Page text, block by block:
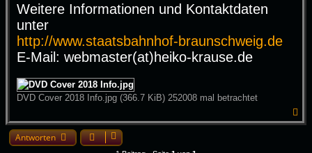
Weitere Informationen und Kontaktdaten
unter
http://www.staatsbahnhof-braunschweig.de
E-Mail: webmaster(at)heiko-krause.de
DVD Cover 2018 Info.jpg (366.7 KiB) 252008 mal betrachtet
a
Antworten